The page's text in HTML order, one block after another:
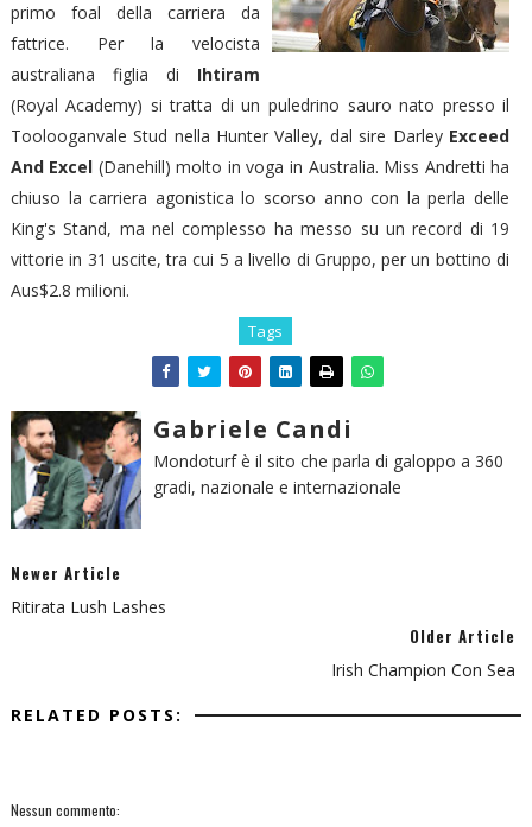
primo foal della carriera da
fattrice. Per la velocista
australiana figlia di Ihtiram
(Royal Academy) si tratta di un puledrino sauro nato presso il
Toolooganvale Stud nella Hunter Valley, dal sire Darley Exceed
And Excel (Danehill) molto in voga in Australia. Miss Andretti ha
chiuso la carriera agonistica lo scorso anno con la perla delle
King's Stand, ma nel complesso ha messo su un record di 19
vittorie in 31 uscite, tra cui 5 a livello di Gruppo, per un bottino di
Aus$2.8 milioni.
Tags
Gabriele Candi
Mondoturf è il sito che parla di galoppo a 360
gradi, nazionale e internazionale
Newer Article
Ritirata Lush Lashes
Older Article
Irish Champion Con Sea
RELATED POSTS:
Nessun commento: